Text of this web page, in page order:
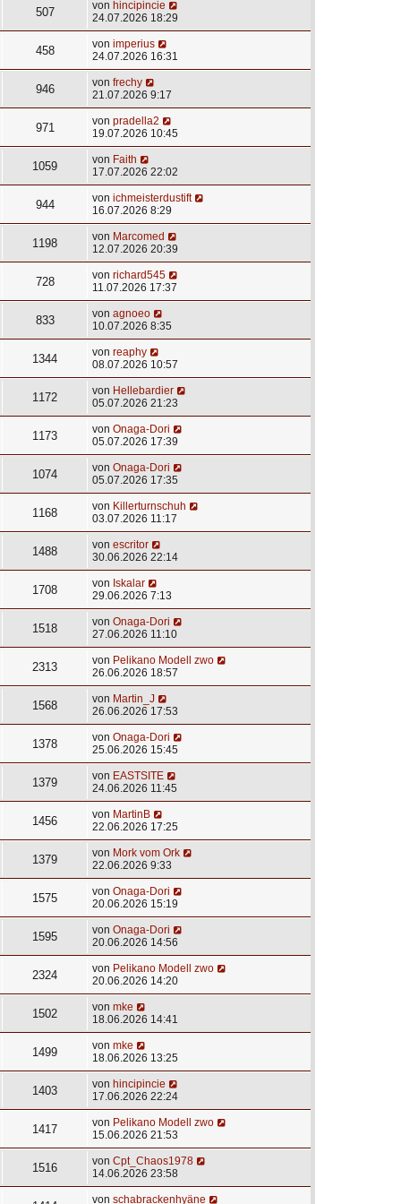
507 von hincipincie
24.07.2026 18:29
458 von imperius
24.07.2026 16:31
946 von frechy
21.07.2026 9:17
971 von pradella2
19.07.2026 10:45
1059 von Faith
17.07.2026 22:02
944 von ichmeisterdustift
16.07.2026 8:29
1198 von Marcomed
12.07.2026 20:39
728 von richard545
11.07.2026 17:37
833 von agnoeo
10.07.2026 8:35
1344 von reaphy
08.07.2026 10:57
1172 von Hellebardier
05.07.2026 21:23
1173 von Onaga-Dori
05.07.2026 17:39
1074 von Onaga-Dori
05.07.2026 17:35
1168 von Killerturnschuh
03.07.2026 11:17
1488 von escritor
30.06.2026 22:14
1708 von Iskalar
29.06.2026 7:13
1518 von Onaga-Dori
27.06.2026 11:10
2313 von Pelikano Modell zwo
26.06.2026 18:57
1568 von Martin_J
26.06.2026 17:53
1378 von Onaga-Dori
25.06.2026 15:45
1379 von EASTSITE
24.06.2026 11:45
1456 von MartinB
22.06.2026 17:25
1379 von Mork vom Ork
22.06.2026 9:33
1575 von Onaga-Dori
20.06.2026 15:19
1595 von Onaga-Dori
20.06.2026 14:56
2324 von Pelikano Modell zwo
20.06.2026 14:20
1502 von mke
18.06.2026 14:41
1499 von mke
18.06.2026 13:25
1403 von hincipincie
17.06.2026 22:24
1417 von Pelikano Modell zwo
15.06.2026 21:53
1516 von Cpt_Chaos1978
14.06.2026 23:58
von schabrackenhyäne